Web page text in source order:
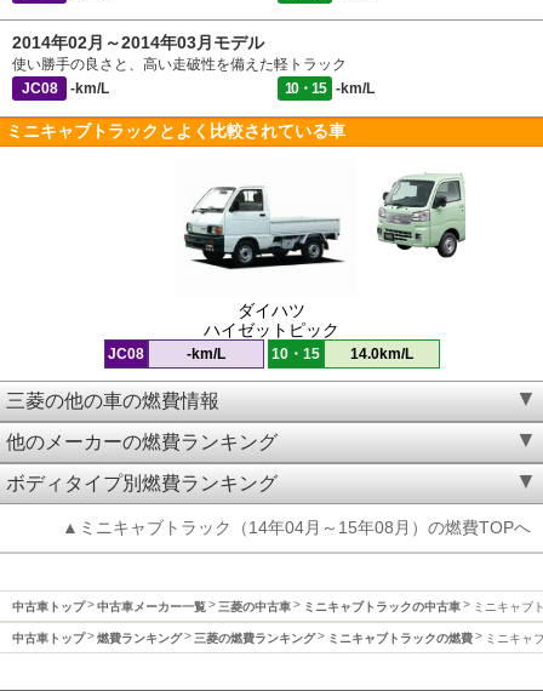
2014年02月～2014年03月モデル
使い勝手の良さと、高い走破性を備えた軽トラック
JC08
-km/L 10・15 -km/L
ミニキャブトラックとよく比較されている車
ダイハツ
ハイゼットピック
JC08 -km/L 10・15 14.0km/L
三菱の他の車の燃費情報
他のメーカーの燃費ランキング
ボディタイプ別燃費ランキング
▲ミニキャブトラック（14年04月～15年08月）の燃費TOPへ
中古車トップ 中古車メーカー一覧 三菱の中古車 ミニキャブトラックの中古車 ミニキャブ
中古車トップ 燃費ランキング 三菱の燃費ランキング ミニキャブトラックの燃費 ミニキャ